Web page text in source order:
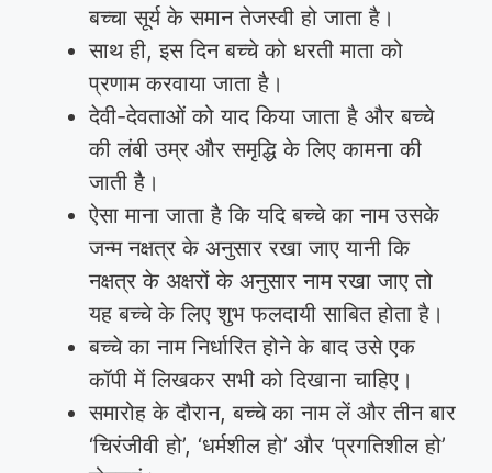
बच्चा सूर्य के समान तेजस्वी हो जाता है।
साथ ही, इस दिन बच्चे को धरती माता को
प्रणाम करवाया जाता है।
देवी-देवताओं को याद किया जाता है और बच्चे
की लंबी उम्र और समृद्धि के लिए कामना की
जाती है।
ऐसा माना जाता है कि यदि बच्चे का नाम उसके
जन्म नक्षत्र के अनुसार रखा जाए यानी कि
नक्षत्र के अक्षरों के अनुसार नाम रखा जाए तो
यह बच्चे के लिए शुभ फलदायी साबित होता है।
बच्चे का नाम निर्धारित होने के बाद उसे एक
कॉपी में लिखकर सभी को दिखाना चाहिए।
समारोह के दौरान, बच्चे का नाम लें और तीन बार
‘चिरंजीवी हो’, ‘धर्मशील हो’ और ‘प्रगतिशील हो’